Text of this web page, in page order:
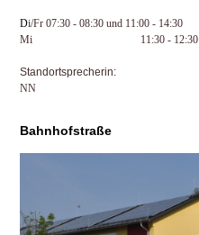
Di/Fr07:30 - 08:30 und 11:00 - 14:30
Mi 11:30 - 12:30
Standortsprecherin:
NN
Bahnhofstraße